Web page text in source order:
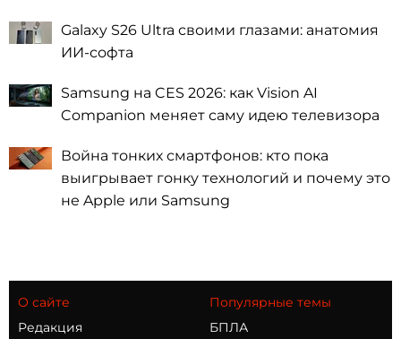
Galaxy S26 Ultra своими глазами: анатомия
ИИ-софта
Samsung на CES 2026: как Vision AI
Companion меняет саму идею телевизора
Война тонких смартфонов: кто пока
выигрывает гонку технологий и почему это
не Apple или Samsung
О сайте
Редакция
Популярные темы
БПЛА